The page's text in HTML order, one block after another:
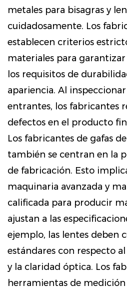
metales para bisagras y
cuidadosamente. Los
establecen criterios
materiales para
los requisitos de
apariencia. Al
entrantes, los fabricantes
defectos en el producto
Los fabricantes de gafas
también se centran en la
de fabricación. Esto
maquinaria avanzada y
calificada para producir
ajustan a las
ejemplo, las lentes deben
estándares con respecto
y la claridad óptica. Los
herramientas de medición